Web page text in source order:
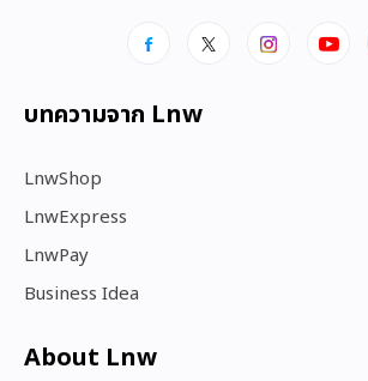
บทความจาก Lnw
LnwShop
LnwExpress
LnwPay
Business Idea
About Lnw​